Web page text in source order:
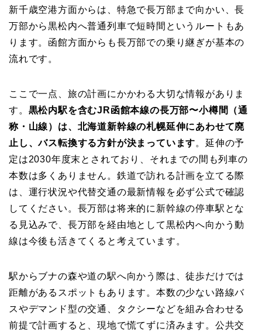
新千歳空港方面からは、特急で長万部まで向かい、長
万部から黒松内へ普通列車で短時間というルートもあ
ります。函館方面からも長万部での乗り継ぎが基本の
流れです。
ここで一点、旅の計画にかかわる大切な情報がありま
す。 黒松内駅を含むJR函館本線の長万部〜小樽間（通
称・山線）は、北海道新幹線の札幌延伸にあわせて廃
止し、バス転換する方針が決まっています。延伸の予
定は2030年度末とされており、それまでの間も列車の
本数は多くありません。鉄道で訪れる計画を立てる際
は、運行状況や代替交通の最新情報を必ず公式で確認
してください。長万部は将来的に新幹線の停車駅とな
る見込みで、長万部を経由地として黒松内へ向かう動
線は今後も活きてくると考えています。
駅からブナの森や道の駅へ向かう際は、徒歩だけでは
距離があるスポットもあります。本数の少ない路線バ
スやデマンド型の交通、タクシーなどを組み合わせる
前提で計画すると、現地で慌てずに済みます。公共交